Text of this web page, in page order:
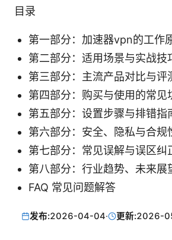
目录
第一部分：加速器vpn的工作
第二部分：适用场景与实战技
第三部分：主流产品对比与评
第四部分：购买与使用的常见
第五部分：设置步骤与排错指
第六部分：安全、隐私与合规
第七部分：常见误解与误区纠
第八部分：行业趋势、未来展
FAQ 常见问题解答
发布:2026-04-04· 更新:2026-